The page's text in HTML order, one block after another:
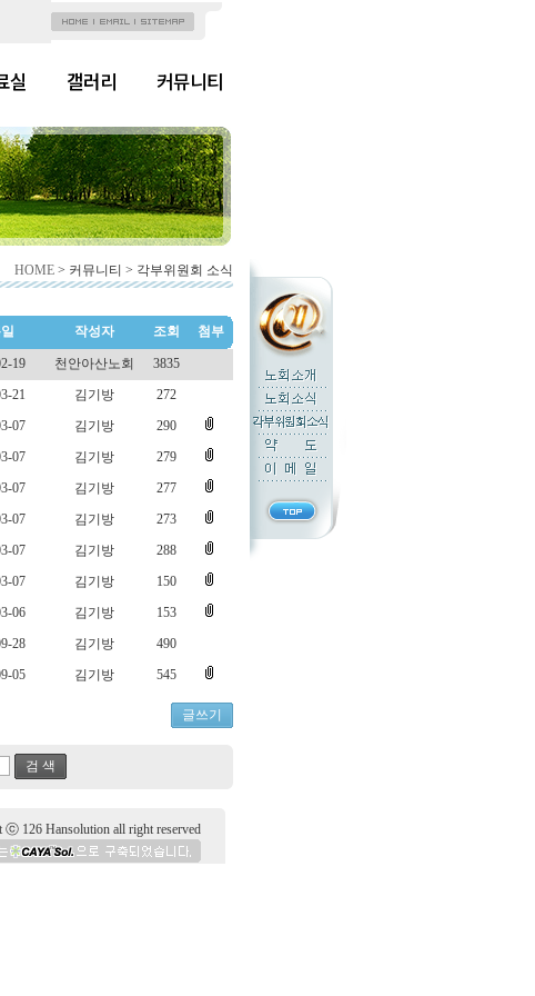
실 갤러리 커뮤니티
HOME > 커뮤니티 > 각부위원회 소식
작성자 조회 첨부
19 천안아산노회
3835
21 김기방
272
07 김기방
290
07 김기방
279
07 김기방
277
07 김기방
273
07 김기방
288
07 김기방
150
06 김기방
153
28 김기방
490
05 김기방 545
글쓰기
검 색
126 Hansolution all right reserved